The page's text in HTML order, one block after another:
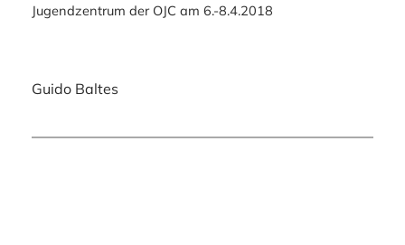
Jugendzentrum der OJC am 6.-8.4.2018
Guido Baltes